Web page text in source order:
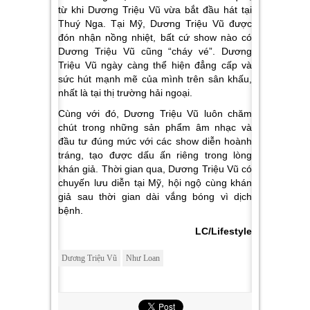
từ khi Dương Triệu Vũ vừa bắt đầu hát tại
Thuý Nga. Tại Mỹ, Dương Triệu Vũ được
đón nhận nồng nhiệt, bất cứ show nào có
Dương Triệu Vũ cũng “cháy vé”. Dương
Triệu Vũ ngày càng thể hiện đẳng cấp và
sức hút mạnh mẽ của mình trên sân khấu,
nhất là tại thị trường hải ngoại.
Cùng với đó, Dương Triệu Vũ luôn chăm
chút trong những sản phẩm âm nhạc và
đầu tư đúng mức với các show diễn hoành
tráng, tạo được dấu ấn riêng trong lòng
khán giả. Thời gian qua, Dương Triệu Vũ có
chuyến lưu diễn tại Mỹ, hội ngộ cùng khán
giả sau thời gian dài vắng bóng vì dịch
bệnh.
LC/Lifestyle
Dương Triệu Vũ Như Loan